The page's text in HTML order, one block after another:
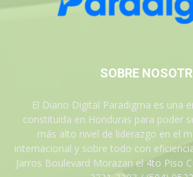
SOBRE
El Diario Digital Paradigma es una
constituida en Honduras para poder
más alto nivel de liderazgo en el
internacional y sobre todo con
Jarros Boulevard Morazan el 4to Piso